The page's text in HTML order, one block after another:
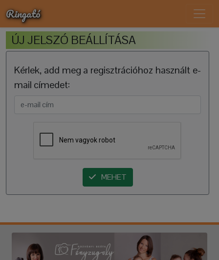
Ringató
ÚJ JELSZÓ BEÁLLÍTÁSA
Kérlek, add meg a regisztrációhoz használt e-
mail címedet:
MEHET